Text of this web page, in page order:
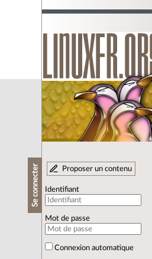
Se connecter Proposer un contenu
Identifiant
Mot de passe
Connexion automatique